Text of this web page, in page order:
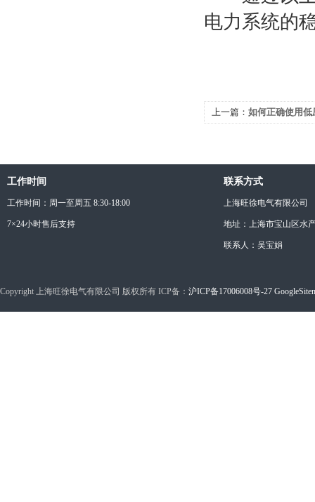
电力系统的
上一篇： 如何正确使用
工作时间
工作时间：周一至周五 8:30-18:00
7×24小时售后支持
联系方式
上海旺徐电气有限公司
地址：上海市宝山区水
联系人：吴宝娟
Copyright 上海旺徐电气有限公司 版权所有 ICP备： 沪ICP备17006008号-27